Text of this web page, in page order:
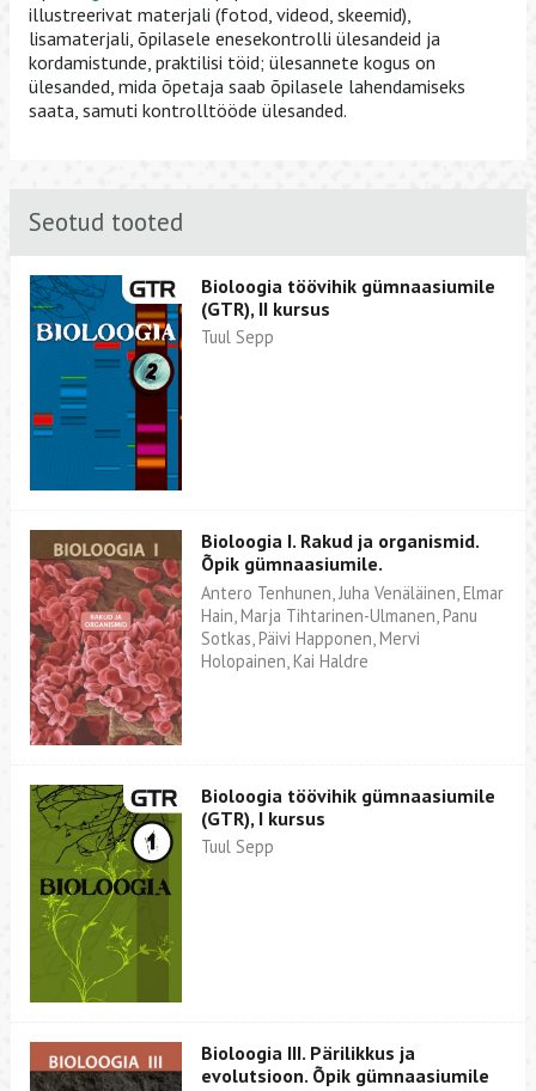
illustreerivat materjali (fotod, videod, skeemid),
lisamaterjali, õpilasele enesekontrolli ülesandeid ja
kordamistunde, praktilisi töid; ülesannete kogus on
ülesanded, mida õpetaja saab õpilasele lahendamiseks
saata, samuti kontrolltööde ülesanded.
Seotud tooted
Bioloogia töövihik gümnaasiumile
(GTR), II kursus
Tuul Sepp
Bioloogia I. Rakud ja organismid.
Õpik gümnaasiumile.
Antero Tenhunen, Juha Venäläinen, Elmar
Hain, Marja Tihtarinen-Ulmanen, Panu
Sotkas, Päivi Happonen, Mervi
Holopainen, Kai Haldre
Bioloogia töövihik gümnaasiumile
(GTR), I kursus
Tuul Sepp
Bioloogia III. Pärilikkus ja
evolutsioon. Õpik gümnaasiumile